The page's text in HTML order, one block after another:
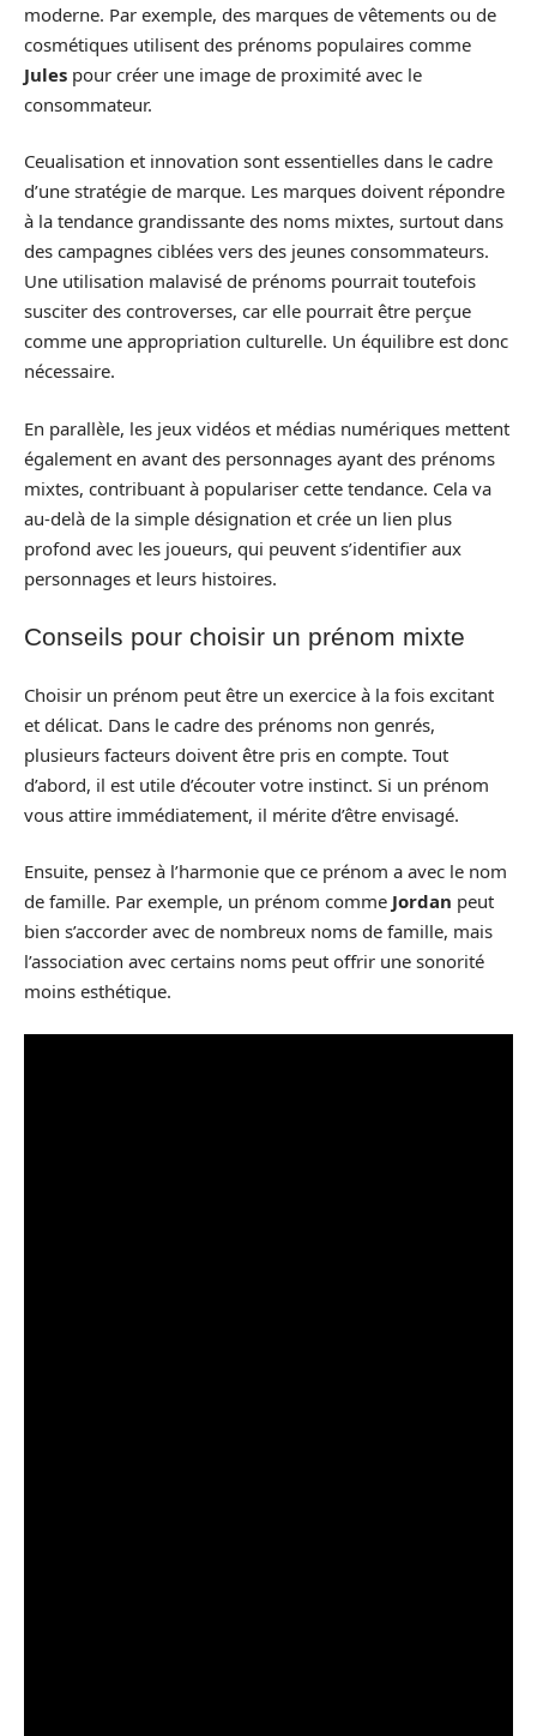
moderne. Par exemple, des marques de vêtements ou de
cosmétiques utilisent des prénoms populaires comme
Jules pour créer une image de proximité avec le
consommateur.
Ceualisation et innovation sont essentielles dans le cadre
d’une stratégie de marque. Les marques doivent répondre
à la tendance grandissante des noms mixtes, surtout dans
des campagnes ciblées vers des jeunes consommateurs.
Une utilisation malavisé de prénoms pourrait toutefois
susciter des controverses, car elle pourrait être perçue
comme une appropriation culturelle. Un équilibre est donc
nécessaire.
En parallèle, les jeux vidéos et médias numériques mettent
également en avant des personnages ayant des prénoms
mixtes, contribuant à populariser cette tendance. Cela va
au-delà de la simple désignation et crée un lien plus
profond avec les joueurs, qui peuvent s’identifier aux
personnages et leurs histoires.
Conseils pour choisir un prénom mixte
Choisir un prénom peut être un exercice à la fois excitant
et délicat. Dans le cadre des prénoms non genrés,
plusieurs facteurs doivent être pris en compte. Tout
d’abord, il est utile d’écouter votre instinct. Si un prénom
vous attire immédiatement, il mérite d’être envisagé.
Ensuite, pensez à l’harmonie que ce prénom a avec le nom
de famille. Par exemple, un prénom comme Jordan peut
bien s’accorder avec de nombreux noms de famille, mais
l’association avec certains noms peut offrir une sonorité
moins esthétique.